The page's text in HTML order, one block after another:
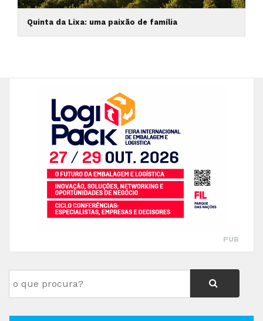
Quinta da Lixa: uma paixão de família
PUB